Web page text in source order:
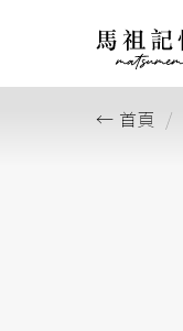
首頁